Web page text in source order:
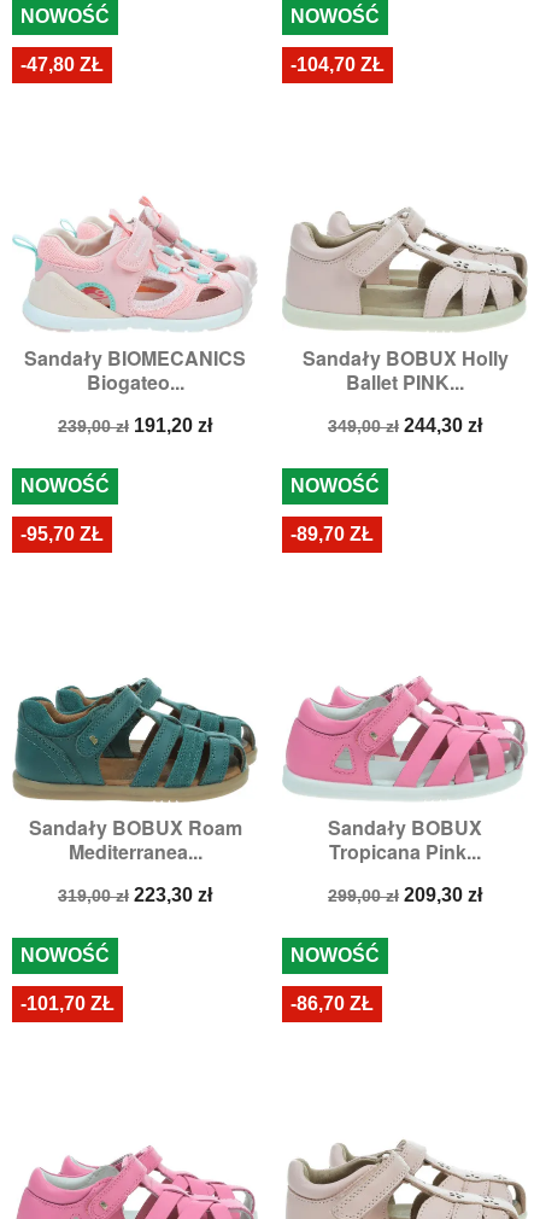
Sandały BIOMECANICS
Biogateo...
Cena
239,00 zł Cena
191,20 zł
NOWOŚĆ
-47,80 ZŁ
Sandały BOBUX Holly
Ballet PINK...
Cena
349,00 zł Cena
244,30 zł
NOWOŚĆ
-104,70 ZŁ
Sandały BOBUX Roam
Mediterranea...
Cena
319,00 zł Cena
223,30 zł
NOWOŚĆ
-95,70 ZŁ
Sandały BOBUX
Tropicana Pink...
Cena
299,00 zł Cena
209,30 zł
NOWOŚĆ
-89,70 ZŁ
NOWOŚĆ
-101,70 ZŁ
NOWOŚĆ
-86,70 ZŁ